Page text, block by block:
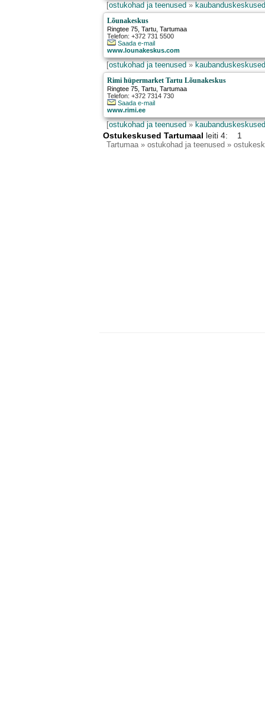
[ostukohad ja teenused»
Lõunakeskus
Ringtee 75 ,Tartu , Tartumaa
Telefon: +372 731 5500
Saada e-mail
www.lounakeskus.com
[ostukohad ja teenused»
Rimi hüpermarket Tartu Lõunakeskus
Ringtee 75 ,Tartu , Tartumaa
Telefon: +372 7314 730
Saada e-mail
www.rimi.ee
[ostukohad ja teenused»
Ostukeskused Tartumaal leiti 4: 1
Tartumaa» ostukohad ja teenused »